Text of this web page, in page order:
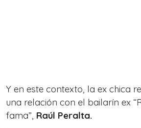
Y en este contexto, la ex chica
una relación con el bailarín ex
fama”, Raúl Peralta.